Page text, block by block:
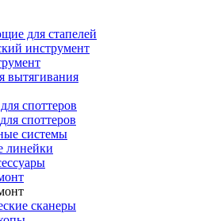
для стапелей
инструмент
вытягивания
споттеров
споттеров
системы
линейки
сканеры